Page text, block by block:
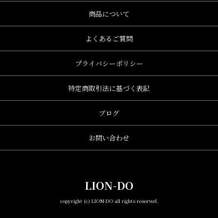
商品について
よくあるご質問
プライバシーポリシー
特定商取引法に基づく表記
ブログ
お問い合わせ
LION-DO
copyright (c) LION-DO all rights reserved.